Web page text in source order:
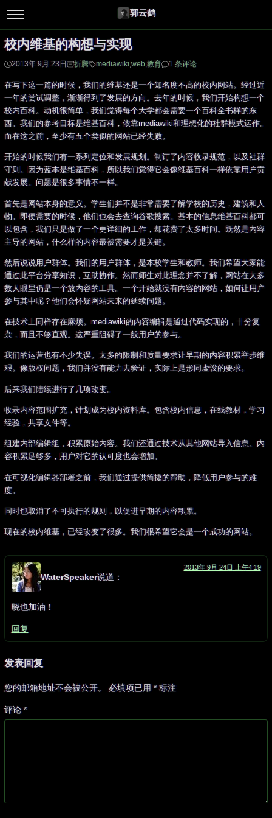
郭云鹤
校内维基的构想与实现
2013年 9月 23日 折腾 mediawiki,web,教育 1 条评论
在写下这一篇的时候，我们的维基还是一个知名度不高的校内网站。经过近
一年的尝试调整，渐渐得到了发展的方向。去年的时候，我们开始构想一个
校内百科。动机很简单，我们觉得每个大学都会需要一个百科全书样的东
西。我们的参考目标是维基百科，依靠mediawiki和理想化的社群模式运作。
而在这之前，至少有五个类似的网站已经失败。
开始的时候我们有一系列定位和发展规划。制订了内容收录规范，以及社群
守则。因为蓝本是维基百科，所以我们觉得它会像维基百科一样依靠用户贡
献发展。问题是很多事情不一样。
首先是网站本身的意义。学生们并不是非常需要了解学校的历史，建筑和人
物。即便需要的时候，他们也会去查询谷歌搜索。基本的信息维基百科都可
以包含，我们只是做了一个更详细的工作，却花费了太多时间。既然是内容
主导的网站，什么样的内容最被需要才是关键。
然后说说用户群体。我们的用户群体，是本校学生和教师。我们希望大家能
通过此平台分享知识，互助协作。然而师生对此理念并不了解，网站在大多
数人眼里仍是一个放内容的工具。一个开始就没有内容的网站，如何让用户
参与其中呢？他们会怀疑网站未来的延续问题。
在技术上同样存在麻烦。mediawiki的内容编辑是通过代码实现的，十分复
杂，而且不够直观。这严重阻碍了一般用户的参与。
我们的运营也有不少失误。太多的限制和质量要求让早期的内容积累举步维
艰。像版权问题，我们并没有能力去验证，实际上是形同虚设的要求。
后来我们陆续进行了几项改变。
收录内容范围扩充，计划成为校内资料库。包含校内信息，在线教材，学习
经验，共享文件等。
组建内部编辑组，积累原始内容。我们还通过技术从其他网站导入信息。内
容积累足够多，用户对它的认可度也会增加。
在可视化编辑器部署之前，我们通过提供简捷的帮助，降低用户参与的难
度。
同时也取消了不可执行的规则，以促进早期的内容积累。
现在的校内维基，已经改变了很多。我们很希望它会是一个成功的网站。
WaterSpeaker说道：
2013年 9月 24日 上午4:19
晓也加油！
回复
发表回复
您的邮箱地址不会被公开。 必填项已用*标注
评论*